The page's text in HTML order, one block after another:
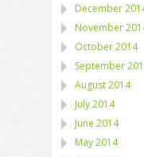
December
November
October 2014
September
August 2014
July 2014
June 2014
May 2014